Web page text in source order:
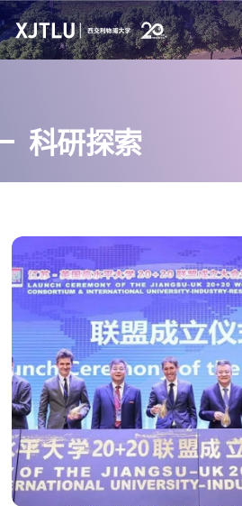
招生
学院
校园生活
关于我们
科研探索